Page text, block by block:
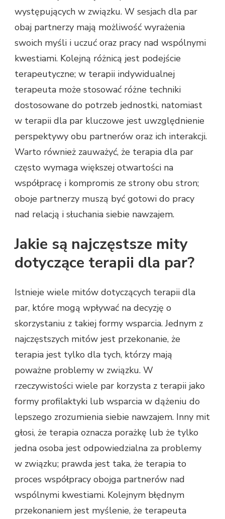
występujących w związku. W sesjach dla par
obaj partnerzy mają możliwość wyrażenia
swoich myśli i uczuć oraz pracy nad wspólnymi
kwestiami. Kolejną różnicą jest podejście
terapeutyczne; w terapii indywidualnej
terapeuta może stosować różne techniki
dostosowane do potrzeb jednostki, natomiast
w terapii dla par kluczowe jest uwzględnienie
perspektywy obu partnerów oraz ich interakcji.
Warto również zauważyć, że terapia dla par
często wymaga większej otwartości na
współpracę i kompromis ze strony obu stron;
oboje partnerzy muszą być gotowi do pracy
nad relacją i słuchania siebie nawzajem.
Jakie są najczęstsze mity
dotyczące terapii dla par?
Istnieje wiele mitów dotyczących terapii dla
par, które mogą wpływać na decyzję o
skorzystaniu z takiej formy wsparcia. Jednym z
najczęstszych mitów jest przekonanie, że
terapia jest tylko dla tych, którzy mają
poważne problemy w związku. W
rzeczywistości wiele par korzysta z terapii jako
formy profilaktyki lub wsparcia w dążeniu do
lepszego zrozumienia siebie nawzajem. Inny mit
głosi, że terapia oznacza porażkę lub że tylko
jedna osoba jest odpowiedzialna za problemy
w związku; prawda jest taka, że terapia to
proces współpracy obojga partnerów nad
wspólnymi kwestiami. Kolejnym błędnym
przekonaniem jest myślenie, że terapeuta